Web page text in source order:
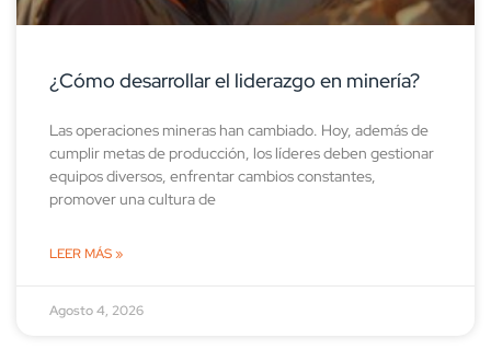
¿Cómo desarrollar el liderazgo en minería?
Las operaciones mineras han cambiado. Hoy, además de
cumplir metas de producción, los líderes deben gestionar
equipos diversos, enfrentar cambios constantes,
promover una cultura de
LEER MÁS »
Agosto 4, 2026